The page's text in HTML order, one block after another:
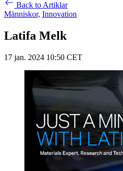
Back to Artiklar
Människor, Innovation
Latifa Melk
17 jan. 2024 10:50 CET